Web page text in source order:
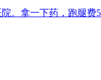
。拿一下药，跑腿费